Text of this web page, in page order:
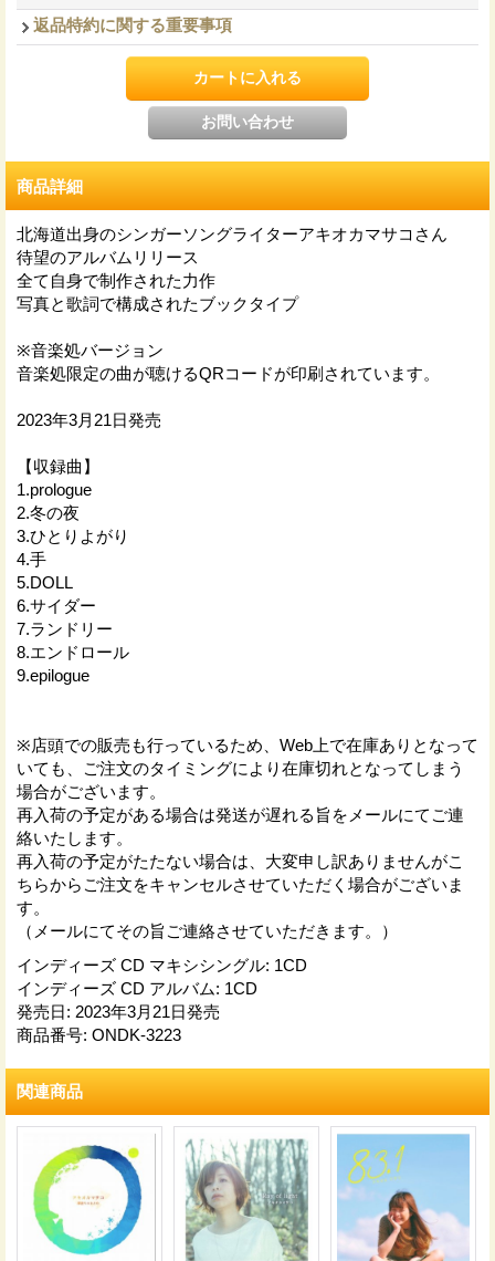
返品特約に関する重要事項
商品詳細
北海道出身のシンガーソングライターアキオカマサコさん
待望のアルバムリリース
全て自身で制作された力作
写真と歌詞で構成されたブックタイプ
※音楽処バージョン
音楽処限定の曲が聴けるQRコードが印刷されています。
2023年3月21日発売
【収録曲】
1.prologue
2.冬の夜
3.ひとりよがり
4.手
5.DOLL
6.サイダー
7.ランドリー
8.エンドロール
9.epilogue
※店頭での販売も行っているため、Web上で在庫ありとなって
いても、ご注文のタイミングにより在庫切れとなってしまう
場合がございます。
再入荷の予定がある場合は発送が遅れる旨をメールにてご連
絡いたします。
再入荷の予定がたたない場合は、大変申し訳ありませんがこ
ちらからご注文をキャンセルさせていただく場合がございま
す。
（メールにてその旨ご連絡させていただきます。）
インディーズ CD マキシシングル: 1CD
インディーズ CD アルバム: 1CD
発売日: 2023年3月21日発売
商品番号: ONDK-3223
関連商品